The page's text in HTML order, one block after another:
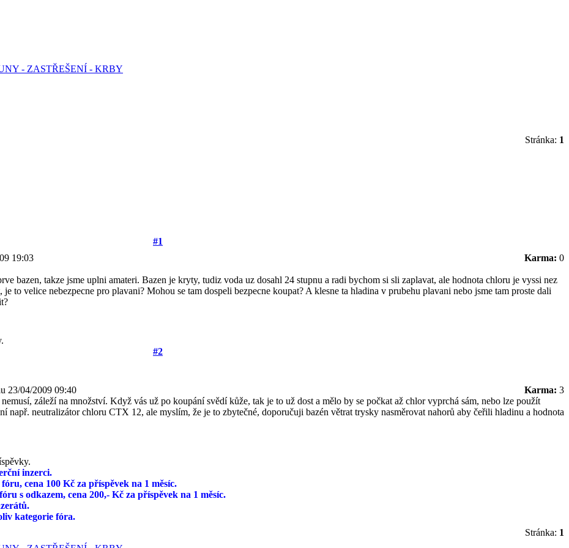
- ZASTŘEŠENÍ - KRBY
Stránka: 1
#1
19:03 Karma: 0
bazen, takze jsme uplni amateri. Bazen je kryty, tudiz voda uz dosahl 24 stupnu a radi bychom si sli zaplavat, ale hodnota chloru je vyssi nez
je to velice nebezpecne pro plavani? Mohou se tam dospeli bezpecne koupat? A klesne ta hladina v prubehu plavani nebo jsme tam proste dali
#2
23/04/2009 09:40 Karma: 3
záleží na množství. Když vás už po koupání svědí kůže, tak je to už dost a mělo by se počkat až chlor vyprchá sám, nebo lze použít
např. neutralizátor chloru CTX 12, ale myslím, že je to zbytečné, doporučuji bazén větrat trysky nasměrovat nahorů aby čeřili hladinu a hodnota
inzerci.
cena 100 Kč za příspěvek na 1 měsíc.
s odkazem, cena 200,- Kč za příspěvek na 1 měsíc.
kategorie fóra.
Stránka: 1